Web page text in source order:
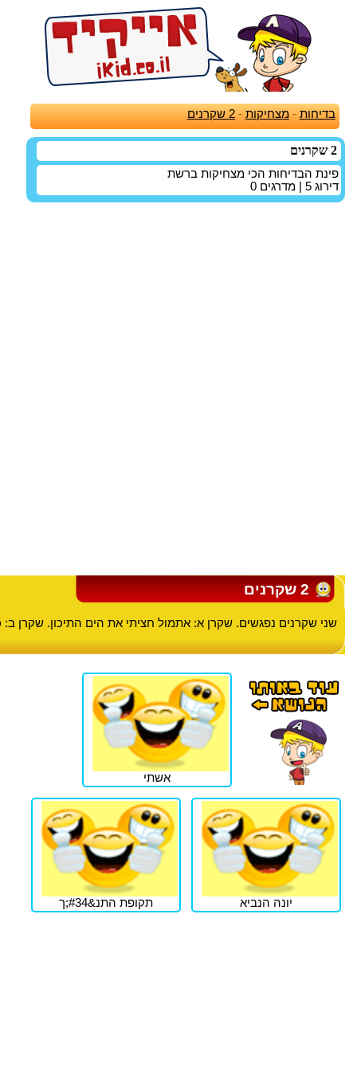
בדיחות -מצחיקות -2 שקרנים
2 שקרנים
פינת הבדיחות הכי מצחיקות ברשת
דירוג 5 | מדרגים 0
2 שקרנים
שני שקרנים נפגשים. שקרן א: אתמול חציתי את הים התיכון. שקרן ב:
אשתי
יונה הנביא תקופת התנ&#34;ך